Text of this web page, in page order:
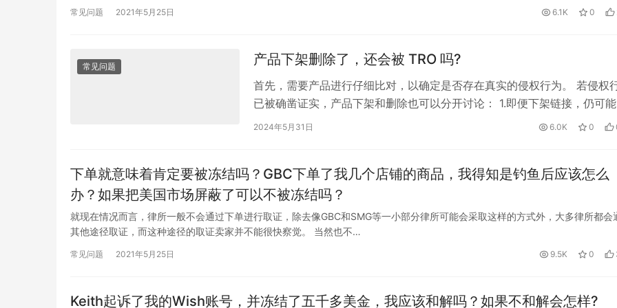
常见问题 2021年5月25日 6.1K 0
常见问题 产品下架删除了，还会被 TRO 吗?
首先，需要产品进行仔细比对，以确定是否存在真实的侵权行为。 若侵权
已被确凿证实，产品下架和删除也可以分开讨论： 1.即便下架链接，仍可能
告。此时，侵权方律师可通过获取亚马逊销…
2024年5月31日 6.0K 0
下单就意味着肯定要被冻结吗？GBC下单了我几个店铺的商品，我得知是钓鱼后应该怎么
办？如果把美国市场屏蔽了可以不被冻结吗？
就现在情况而言，律所一般不会通过下单进行取证，除去像GBC和SMG等一小部分律所可能会采取这样的方式外，大多律所都会
其他途径取证，而这种途径的取证卖家并不能很快察觉。 当然也不…
常见问题 2021年5月25日 9.5K 0
Keith起诉了我的Wish账号，并冻结了五千多美金，我应该和解吗？如果不和解会怎样?